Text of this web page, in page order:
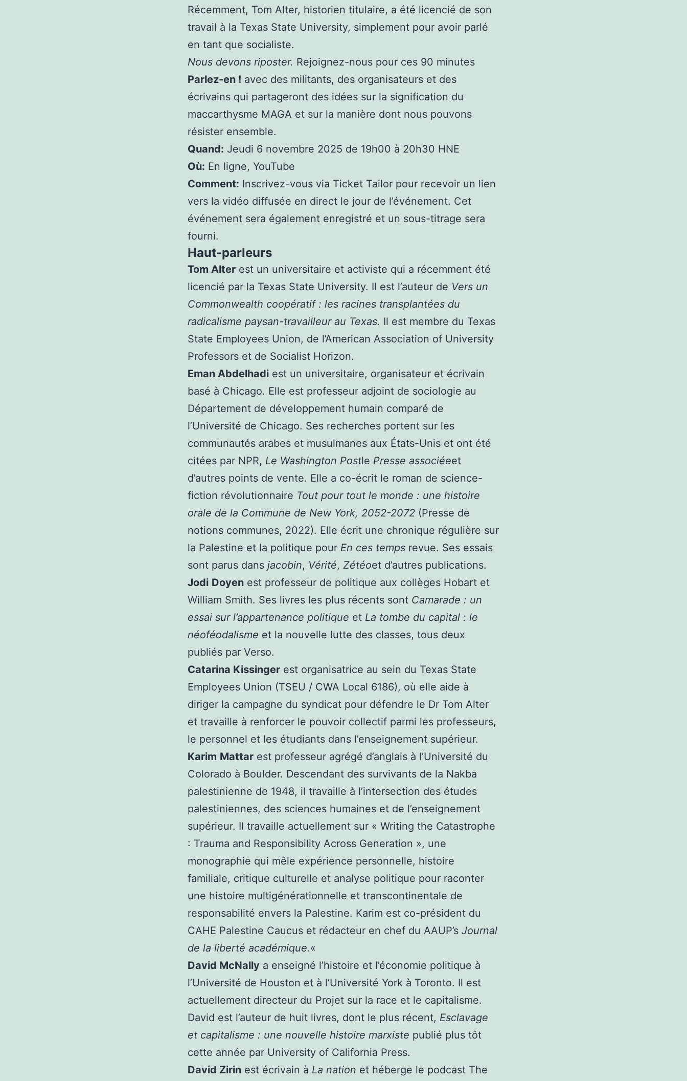
Récemment, Tom Alter, historien titulaire, a été licencié de son
travail à la Texas State University, simplement pour avoir parlé
en tant que socialiste.
Nous devons riposter. Rejoignez-nous pour ces 90 minutes
Parlez-en ! avec des militants, des organisateurs et des
écrivains qui partageront des idées sur la signification du
maccarthysme MAGA et sur la manière dont nous pouvons
résister ensemble.
Quand: Jeudi 6 novembre 2025 de 19h00 à 20h30 HNE
Où: En ligne, YouTube
Comment: Inscrivez-vous via Ticket Tailor pour recevoir un lien
vers la vidéo diffusée en direct le jour de l’événement. Cet
événement sera également enregistré et un sous-titrage sera
fourni.
Haut-parleurs
Tom Alter est un universitaire et activiste qui a récemment été
licencié par la Texas State University. Il est l’auteur de Vers un
Commonwealth coopératif : les racines transplantées du
radicalisme paysan-travailleur au Texas. Il est membre du Texas
State Employees Union, de l’American Association of University
Professors et de Socialist Horizon.
Eman Abdelhadi est un universitaire, organisateur et écrivain
basé à Chicago. Elle est professeur adjoint de sociologie au
Département de développement humain comparé de
l’Université de Chicago. Ses recherches portent sur les
communautés arabes et musulmanes aux États-Unis et ont été
citées par NPR, Le Washington Postle Presse associéeet
d’autres points de vente. Elle a co-écrit le roman de science-
fiction révolutionnaire Tout pour tout le monde : une histoire
orale de la Commune de New York, 2052-2072 (Presse de
notions communes, 2022). Elle écrit une chronique régulière sur
la Palestine et la politique pour En ces temps revue. Ses essais
sont parus dans jacobin, Vérité, Zétéoet d’autres publications.
Jodi Doyen est professeur de politique aux collèges Hobart et
William Smith. Ses livres les plus récents sont Camarade : un
essai sur l’appartenance politique et La tombe du capital : le
néoféodalisme et la nouvelle lutte des classes, tous deux
publiés par Verso.
Catarina Kissinger est organisatrice au sein du Texas State
Employees Union (TSEU / CWA Local 6186), où elle aide à
diriger la campagne du syndicat pour défendre le Dr Tom Alter
et travaille à renforcer le pouvoir collectif parmi les professeurs,
le personnel et les étudiants dans l’enseignement supérieur.
Karim Mattar est professeur agrégé d’anglais à l’Université du
Colorado à Boulder. Descendant des survivants de la Nakba
palestinienne de 1948, il travaille à l’intersection des études
palestiniennes, des sciences humaines et de l’enseignement
supérieur. Il travaille actuellement sur « Writing the Catastrophe
: Trauma and Responsibility Across Generation », une
monographie qui mêle expérience personnelle, histoire
familiale, critique culturelle et analyse politique pour raconter
une histoire multigénérationnelle et transcontinentale de
responsabilité envers la Palestine. Karim est co-président du
CAHE Palestine Caucus et rédacteur en chef du AAUP’s Journal
de la liberté académique.«
David McNally a enseigné l’histoire et l’économie politique à
l’Université de Houston et à l’Université York à Toronto. Il est
actuellement directeur du Projet sur la race et le capitalisme.
David est l’auteur de huit livres, dont le plus récent, Esclavage
et capitalisme : une nouvelle histoire marxiste publié plus tôt
cette année par University of California Press.
David Zirin est écrivain à La nation et héberge le podcast The